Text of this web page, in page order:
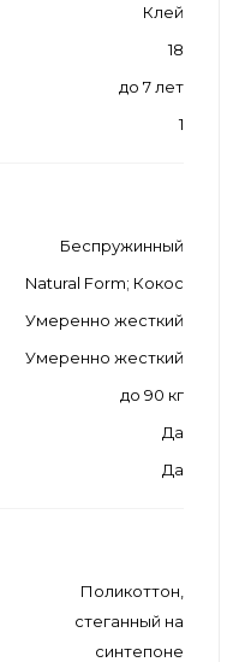
Клей
18
до 7 лет
1
Беспружинный
Natural Form; Кокос
Умеренно жесткий
Умеренно жесткий
до 90 кг
Да
Да
Поликоттон,
стеганный на
синтепоне